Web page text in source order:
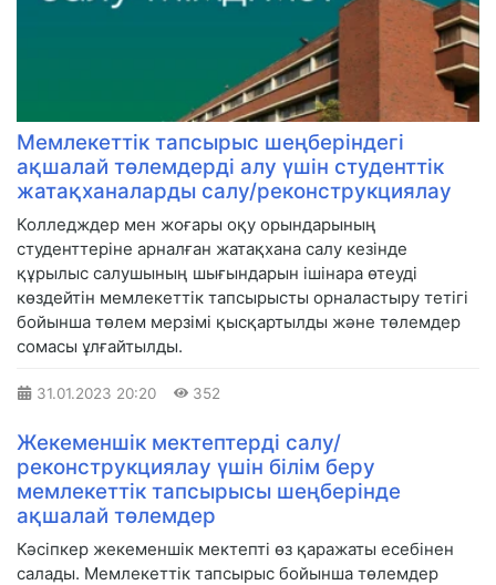
Мемлекеттік тапсырыс шеңберіндегі
ақшалай төлемдерді алу үшін студенттік
жатақханаларды салу/реконструкциялау
Колледждер мен жоғары оқу орындарының
студенттеріне арналған жатақхана салу кезінде
құрылыс салушының шығындарын ішінара өтеуді
көздейтін мемлекеттік тапсырысты орналастыру тетігі
бойынша төлем мерзімі қысқартылды және төлемдер
сомасы ұлғайтылды.
31.01.2023 20:20 352
Жекеменшік мектептерді салу/
реконструкциялау үшін білім беру
мемлекеттік тапсырысы шеңберінде
ақшалай төлемдер
Кәсіпкер жекеменшік мектепті өз қаражаты есебінен
салады. Мемлекеттік тапсырыс бойынша төлемдер